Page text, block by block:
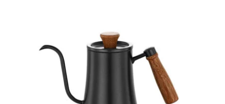
tootelehel.